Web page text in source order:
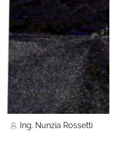
Ing. Nunzia Rossetti